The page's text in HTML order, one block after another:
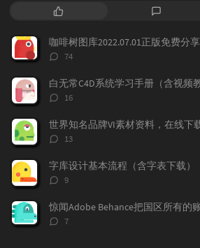
热
文
章
评
论
咖啡树图库2022.07.01正版免费分
评
数：
74
评
数：
16
评
数：
13
评
数：
9
评
7